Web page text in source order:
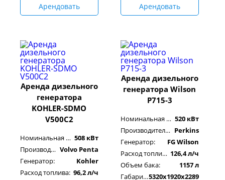
Арендовать Арендовать
Аренда дизельного
генератора
KOHLER-SDMO
V500C2
Номинальная мощность: 508 кВт
Производитель двигателя: Volvo Penta
Генератор:
Kohler
Расход топлива: 96,2 л/ч
Аренда дизельного
генератора Wilson
P715-3
Номинальная мощность: 520 кВт
Производитель двигателя: Perkins
Генератор:
FG Wilson
Расход топлива: 126,4 л/ч
Объем бака:
1157 л
Габариты, см:5320x1920x2289